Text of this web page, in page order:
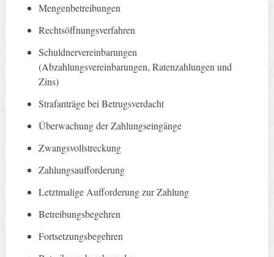
Mengenbetreibungen
Rechtsöffnungsverfahren
Schuldnervereinbarungen
(Abzahlungsvereinbarungen, Ratenzahlungen und
Zins)
Strafanträge bei Betrugsverdacht
Überwachung der Zahlungseingänge
Zwangsvollstreckung
Zahlungsaufforderung
Letztmalige Aufforderung zur Zahlung
Betreibungsbegehren
Fortsetzungsbegehren